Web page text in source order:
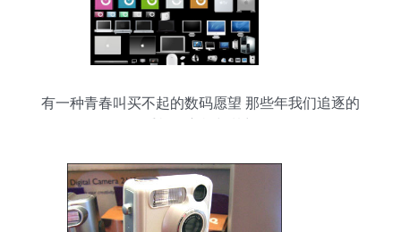
有一种青春叫买不起的数码愿望 那些年我们追逐的